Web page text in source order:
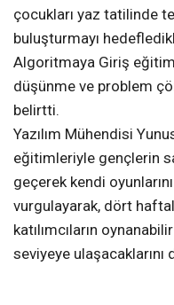
çocukları yaz tatilinde
buluşturmayı
Algoritmaya Giriş
düşünme ve problem
belirtti.
Yazılım Mühendisi
eğitimleriyle gençlerin
geçerek kendi
vurgulayarak, dört
katılımcıların
seviyeye ulaşacaklarını